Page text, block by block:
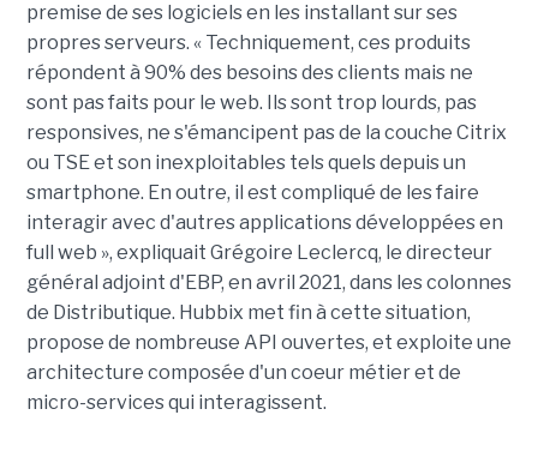
premise de ses logiciels en les installant sur ses
propres serveurs. « Techniquement, ces produits
répondent à 90% des besoins des clients mais ne
sont pas faits pour le web. Ils sont trop lourds, pas
responsives, ne s'émancipent pas de la couche Citrix
ou TSE et son inexploitables tels quels depuis un
smartphone. En outre, il est compliqué de les faire
interagir avec d'autres applications développées en
full web », expliquait Grégoire Leclercq, le directeur
général adjoint d'EBP, en avril 2021, dans les colonnes
de Distributique. Hubbix met fin à cette situation,
propose de nombreuse API ouvertes, et exploite une
architecture composée d'un coeur métier et de
micro-services qui interagissent.